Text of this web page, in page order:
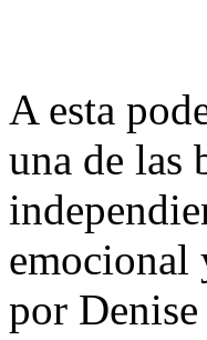
A esta
una de las
emocional
por